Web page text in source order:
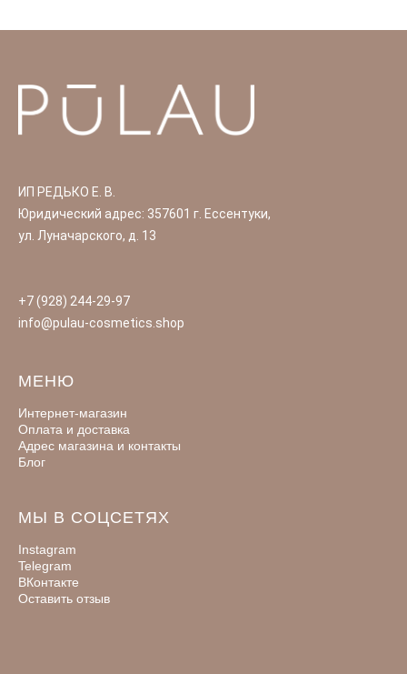
ИП РЕДЬКО Е. В.
Юридический адрес: 357601 г. Ессентуки,
ул. Луначарского, д. 13
+7 (928) 244-29-97
info@pulau-cosmetics.shop
МЕНЮ
Интернет-магазин
Оплата и доставка
Адрес магазина и контакты
Блог
МЫ В СОЦСЕТЯХ
Instagram
Telegram
ВКонтакте
Оставить отзыв